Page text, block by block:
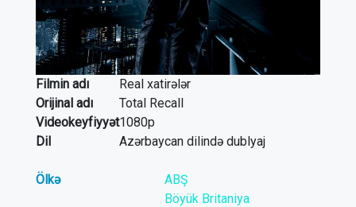
Filmin adı
Real xatirələr
Orijinal adı
Total Recall
Videokeyfiyyət1080p
Dil
Azərbaycan dilində dublyaj
Ölkə
ABŞ
Böyük Britaniya